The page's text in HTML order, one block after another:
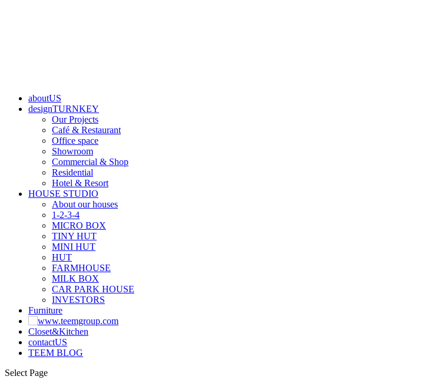
aboutUS
designTURNKEY
Our Projects
Café & Restaurant
Office space
Showroom
Commercial & Shop
Residential
Hotel & Resort
HOUSE STUDIO
About our houses
1-2-3-4
MICRO BOX
TINY HUT
MINI HUT
HUT
FARMHOUSE
MILK BOX
CAR PARK HOUSE
INVESTORS
Furniture
Closet&Kitchen
contactUS
TEEM BLOG
Select Page